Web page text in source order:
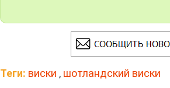
Теги: виски , шотландский виски